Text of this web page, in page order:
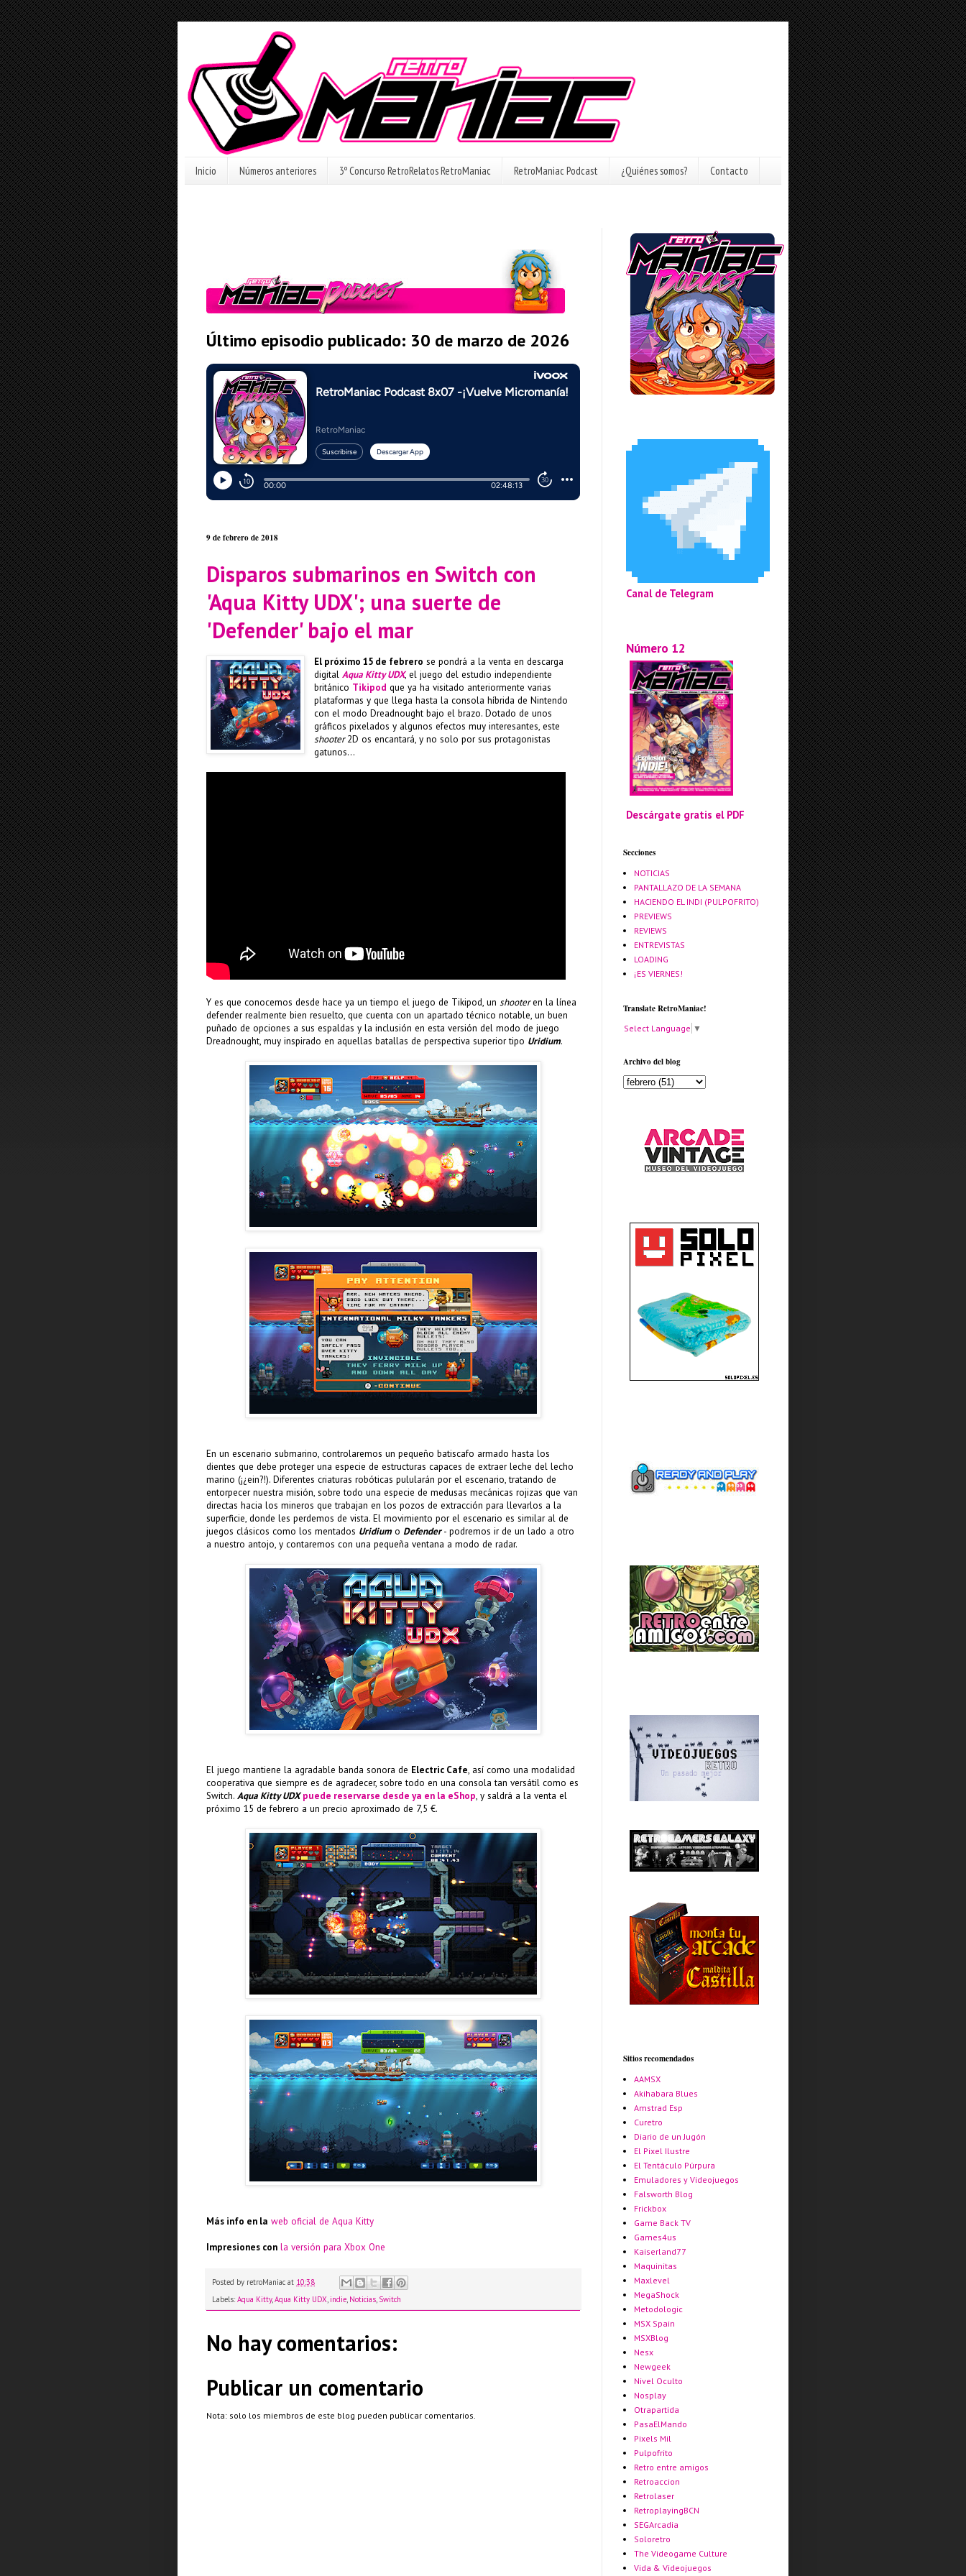
Inicio Números anteriores 3º Concurso RetroRelatos RetroManiac RetroManiac Podcast ¿Quiénes somos? Contacto
Último episodio publicado: 30 de marzo de 2026
9 de febrero de 2018
Disparos submarinos en Switch con
'Aqua Kitty UDX'; una suerte de
'Defender' bajo el mar
El próximo 15 de febrero se pondrá a la venta en descarga
digitalAqua Kitty UDX, el juego del estudio independiente
británico Tikipod que ya ha visitado anteriormente varias
plataformas y que llega hasta la consola híbrida de Nintendo
con el modo Dreadnought bajo el brazo. Dotado de unos
gráficos pixelados y algunos efectos muy interesantes, este
shooter2D os encantará, y no solo por sus protagonistas
gatunos...
Y es que conocemos desde hace ya un tiempo el juego de Tikipod, un shooteren la línea
defender realmente bien resuelto, que cuenta con un apartado técnico notable, un buen
puñado de opciones a sus espaldas y la inclusión en esta versión del modo de juego
Dreadnought, muy inspirado en aquellas batallas de perspectiva superior tipo Uridium.
En un escenario submarino, controlaremos un pequeño batiscafo armado hasta los
dientes que debe proteger una especie de estructuras capaces de extraer leche del lecho
marino (¡¿ein?!). Diferentes criaturas robóticas pulularán por el escenario, tratando de
entorpecer nuestra misión, sobre todo una especie de medusas mecánicas rojizas que van
directas hacia los mineros que trabajan en los pozos de extracción para llevarlos a la
superficie, donde les perdemos de vista. El movimiento por el escenario es similar al de
juegos clásicos como los mentados Uridiumo Defender- podremos ir de un lado a otro
a nuestro antojo, y contaremos con una pequeña ventana a modo de radar.
El juego mantiene la agradable banda sonora de Electric Cafe, así como una modalidad
cooperativa que siempre es de agradecer, sobre todo en una consola tan versátil como es
Switch. Aqua Kitty UDX puede reservarse desde ya en la eShop, y saldrá a la venta el
próximo 15 de febrero a un precio aproximado de 7,5 €.
Más info en la web oficial de Aqua Kitty
Impresiones con la versión para Xbox One
Posted by retroManiac at 10:38
Labels: Aqua Kitty,Aqua Kitty UDX, indie, Noticias, Switch
No hay comentarios:
Publicar un comentario
Nota: solo los miembros de este blog pueden publicar comentarios.
Canal de Telegram
Número 12
Descárgate gratis el PDF
Secciones
NOTICIAS
PANTALLAZO DE LA SEMANA
HACIENDO EL INDI (PULPOFRITO)
PREVIEWS
REVIEWS
ENTREVISTAS
LOADING
¡ES VIERNES!
Translate RetroManiac!
Select Language ▼
Archivo del blog
Sitios recomendados
AAMSX
Akihabara Blues
Amstrad Esp
Curetro
Diario de un Jugón
El Pixel Ilustre
El Tentáculo Púrpura
Emuladores y Videojuegos
Falsworth Blog
Frickbox
Game Back TV
Games4us
Kaiserland77
Maquinitas
Maxlevel
MegaShock
Metodologic
MSX Spain
MSXBlog
Nesx
Newgeek
Nivel Oculto
Nosplay
Otrapartida
PasaElMando
Pixels Mil
Pulpofrito
Retro entre amigos
Retroaccion
Retrolaser
RetroplayingBCN
SEGArcadia
Soloretro
The Videogame Culture
Vida & Videojuegos